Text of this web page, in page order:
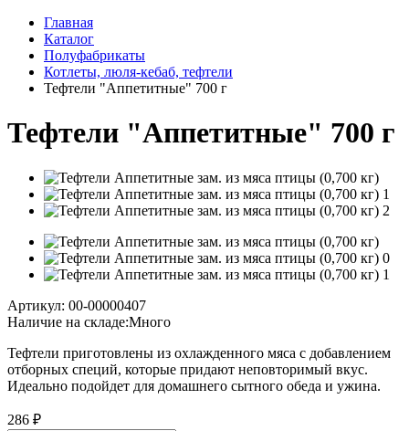
Главная
Каталог
Полуфабрикаты
Котлеты, люля-кебаб, тефтели
Тефтели "Аппетитные" 700 г
Тефтели "Аппетитные" 700 г
Артикул: 00-00000407
Наличие на складе:Много
Тефтели приготовлены из охлажденного мяса с добавлением
отборных специй, которые придают неповторимый вкус.
Идеально подойдет для домашнего сытного обеда и ужина.
286 ₽